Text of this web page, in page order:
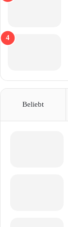
Beliebt